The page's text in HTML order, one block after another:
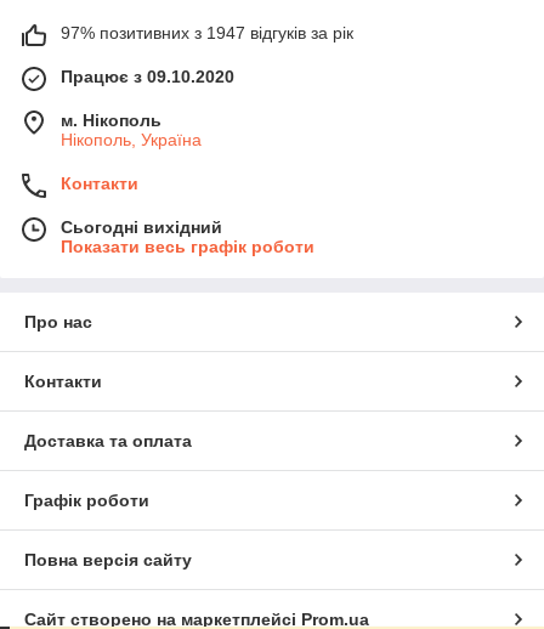
97% позитивних з 1947 відгуків за рік
Працює з 09.10.2020
м. Нікополь
Нікополь, Україна
Контакти
Сьогодні вихідний
Показати весь графік роботи
Про нас
Контакти
Доставка та оплата
Графік роботи
Повна версія сайту
Сайт створено на маркетплейсі Prom.ua